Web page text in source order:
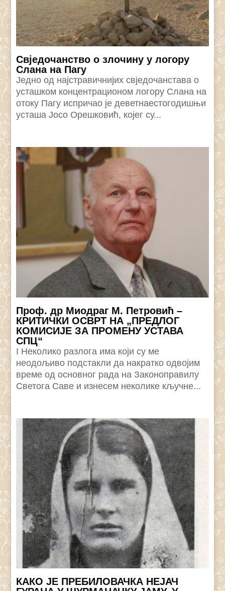
Свједочанство о злочину у логору
Слана на Пагу
Једно од наjстравичниjих свjедочанстава о
усташком концентрационом логору Слана на
отоку Пагу испричао jе деветнаестогодишњи
усташа Јосо Орешковић, коjег су...
Проф. др Миодраг М. Петровић –
КРИТИЧКИ ОСВРТ НА „ПРЕДЛОГ
КОМИСИЈЕ ЗА ПРОМЕНУ УСТАВА
СПЦ“
I Неколико разлога има који су ме
неодољиво подстакли да накратко одвојим
време од основног рада на Законоправилу
Светога Саве и изнесем неколике кључне...
КАКО ЈЕ ПРЕБИЛОВАЧКА НЕЈАЧ